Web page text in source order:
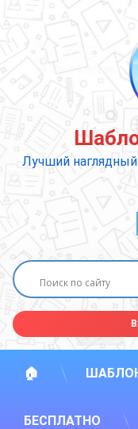
содержимому
Лучший
🏠
БЕСПЛАТНО